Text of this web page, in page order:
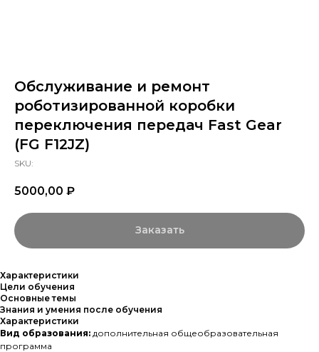
Обслуживание и ремонт
роботизированной коробки
переключения передач Fast Gear
(FG F12JZ)
SKU:
5000,00 ₽
Заказать
Характеристики
Цели обучения
Основные темы
Знания и умения после обучения
Характеристики
Вид образования: дополнительная общеобразовательная
программа